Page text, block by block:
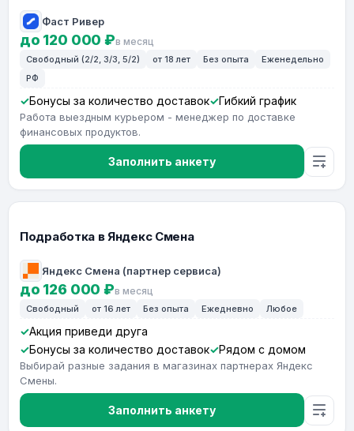
Фаст Ривер
до 120 000 ₽в месяц
Свободный (2/2, 3/3, 5/2) от 18 лет Без опыта
Еженедельно
РФ
Бонусы за количество доставок Гибкий график
Работа выездным курьером - менеджер по доставке
финансовых продуктов.
Заполнить анкету
Подработка в Яндекс Смена
Яндекс Смена (партнер сервиса)
до 126 000 ₽в месяц
Свободный от 16 лет Без опыта Ежедневно Любое
Акция приведи друга
Бонусы за количество доставок
Рядом с домом
Выбирай разные задания в магазинах партнерах Яндекс
Смены.
Заполнить анкету